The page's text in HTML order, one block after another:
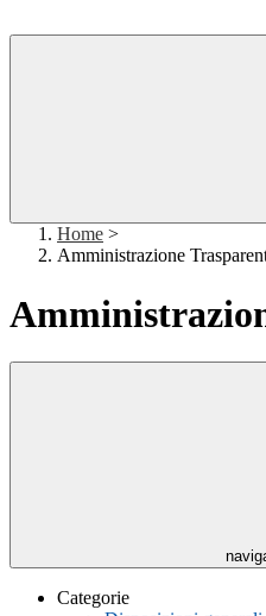
Home >
Amministrazione
Categorie